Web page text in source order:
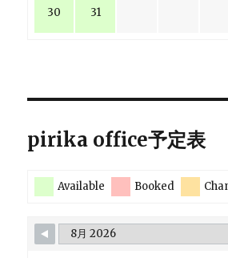
30 31
pirika office予定表
Available Booked